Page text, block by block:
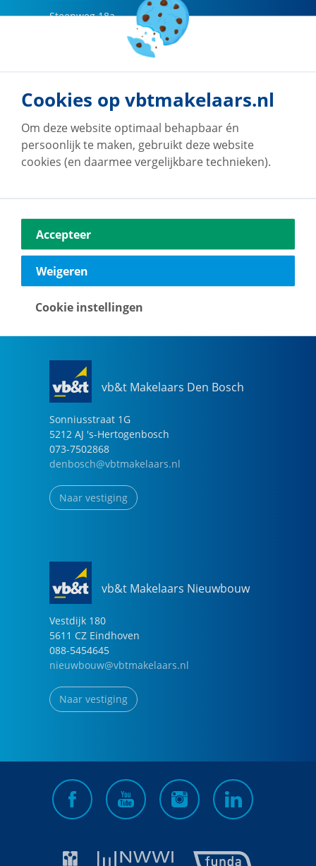
Steenweg 18a
helmond@vbtmakelaars.nl
Naar vestiging
Vestdijk 180
5611 CZ Eindhoven
040-2696949
vb&t Makelaars Den Bosch
Sonniusstraat 1G
5212 AJ 's-Hertogenbosch
073-7502868
denbosch@vbtmakelaars.nl
Naar vestiging
vb&t Makelaars Nieuwbouw
Vestdijk 180
5611 CZ Eindhoven
088-5454645
nieuwbouw@vbtmakelaars.nl
Naar vestiging
Cookies op vbtmakelaars.nl
Om deze website optimaal behapbaar én
persoonlijk te maken, gebruikt deze website
cookies (en daarmee vergelijkbare technieken).
Accepteer
Weigeren
Cookie instellingen